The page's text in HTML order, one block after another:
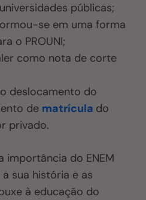
públicas;
se em uma forma
o PROUNI;
como nota de corte
deslocamento do
de matrícula do
privado.
importância do ENEM
sua história e as
à educação do